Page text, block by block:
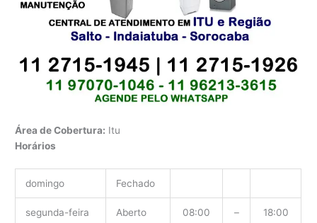
Área de Cobertura: Itu
Horários
domingo Fechado
segunda-feira Aberto 08:00 – 18:00